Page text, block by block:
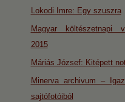
Lokodi Imre: Egy szuszra
Magyar költészetnapi
2015
Máriás József: Kitépett
Minerva archivum –
sajtófotóiból